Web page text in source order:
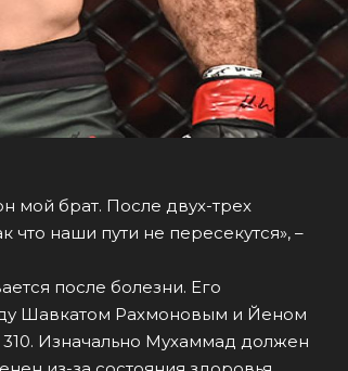
мой брат. После двух-трех
что наши пути не пересекутся», –
после болезни. Его
Шавкатом Рахмоновым и Йеном
Изначально Мухаммад должен